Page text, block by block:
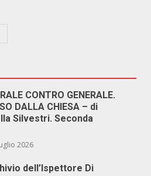
CONTRO GENERALE.
DALLA CHIESA – di
Silvestri. Seconda
2026
dell’Ispettore Di